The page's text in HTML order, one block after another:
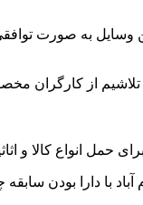
به صورت
از کارگران
حمل انواع کالا و
با دارا بودن